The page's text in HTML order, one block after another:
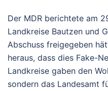
Der MDR berichtete am
Landkreise Bautzen und
Abschuss freigegeben
heraus, dass dies Fake-
Landkreise gaben den
sondern das Landesamt